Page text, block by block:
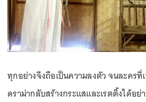
ทุกอย่างจึงถือเป็นความลงตัว จนละครที่
ดราม่ากลับสร้างกระแสและเรตติ้งได้อ